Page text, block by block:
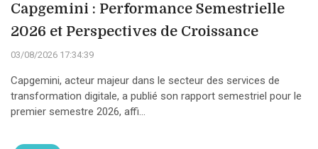
Capgemini : Performance Semestrielle
2026 et Perspectives de Croissance
03/08/2026 17:34:39
Capgemini, acteur majeur dans le secteur des services de
transformation digitale, a publié son rapport semestriel pour le
premier semestre 2026, affi...